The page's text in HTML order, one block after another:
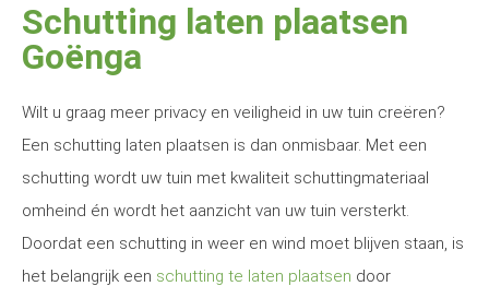
Schutting laten plaatsen
Goënga
Wilt u graag meer privacy en veiligheid in uw tuin creëren?
Een schutting laten plaatsen is dan onmisbaar. Met een
schutting wordt uw tuin met kwaliteit schuttingmateriaal
omheind én wordt het aanzicht van uw tuin versterkt.
Doordat een schutting in weer en wind moet blijven staan, is
het belangrijk een schutting te laten plaatsen door